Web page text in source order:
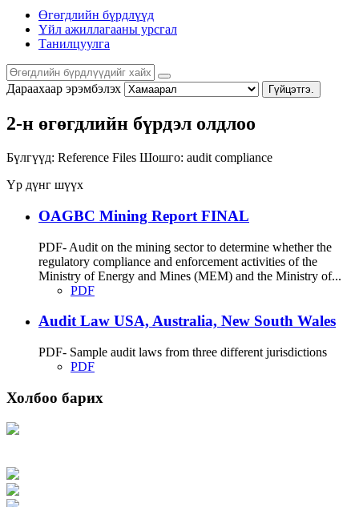
Өгөгдлийн бүрдлүүд
Үйл ажиллагааны урсгал
Танилцуулга
Дараахаар эрэмбэлэх Гүйцэтгэ.
2-н өгөгдлийн бүрдэл олдлоо
Бүлгүүд: Reference Files Шошго: audit compliance
Үр дүнг шүүх
OAGBC Mining Report FINAL
PDF- Audit on the mining sector to determine whether the
regulatory compliance and enforcement activities of the
Ministry of Energy and Mines (MEM) and the Ministry of...
PDF
Audit Law USA, Australia, New South Wales
PDF- Sample audit laws from three different jurisdictions
PDF
Холбоо барих